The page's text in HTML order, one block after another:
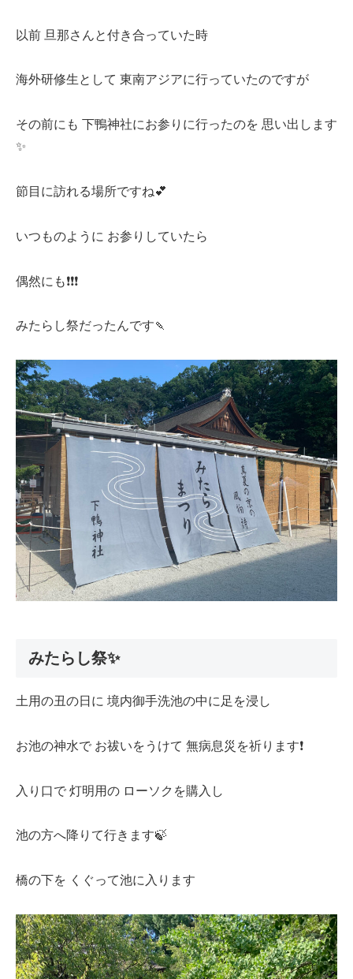
以前 旦那さんと付き合っていた時
海外研修生として 東南アジアに行っていたのですが
その前にも 下鴨神社にお参りに行ったのを 思い出します
✨
節目に訪れる場所ですね💕
いつものように お参りしていたら
偶然にも❗️❗️❗️
みたらし祭だったんです🍡
みたらし祭✨
土用の丑の日に 境内御手洗池の中に足を浸し
お池の神水で お祓いをうけて 無病息災を祈ります❗️
入り口で 灯明用の ローソクを購入し
池の方へ降りて行きます🍃
橋の下を くぐって池に入ります